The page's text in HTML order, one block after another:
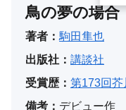
鳥の夢の場合
著者： 駒田隼也
出版社： 講談社
受賞歴： 第173回芥
備考： デビュー作